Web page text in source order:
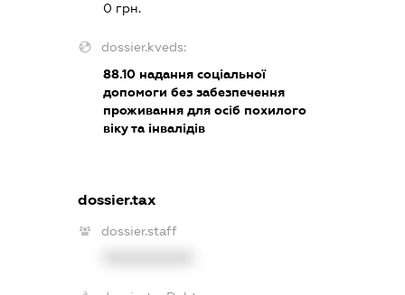
0 грн.
dossier.kveds:
88.10 надання соціальної
допомоги без забезпечення
проживання для осіб похилого
віку та інвалідів
dossier.tax
dossier.staff